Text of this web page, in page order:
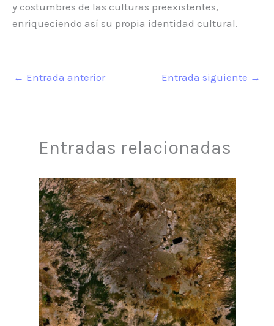
y costumbres de las culturas preexistentes,
enriqueciendo así su propia identidad cultural.
← Entrada anterior Entrada siguiente →
Entradas relacionadas